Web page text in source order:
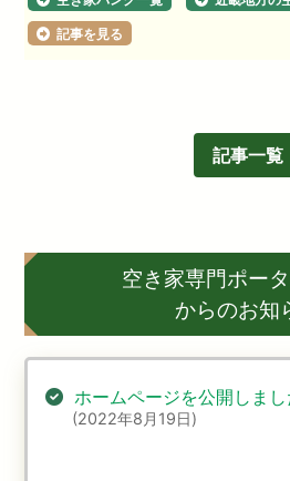
記事を見る
記事一覧
空き家専門ポー
からのお知
ホームページを公開しまし
(2022年8月19日)